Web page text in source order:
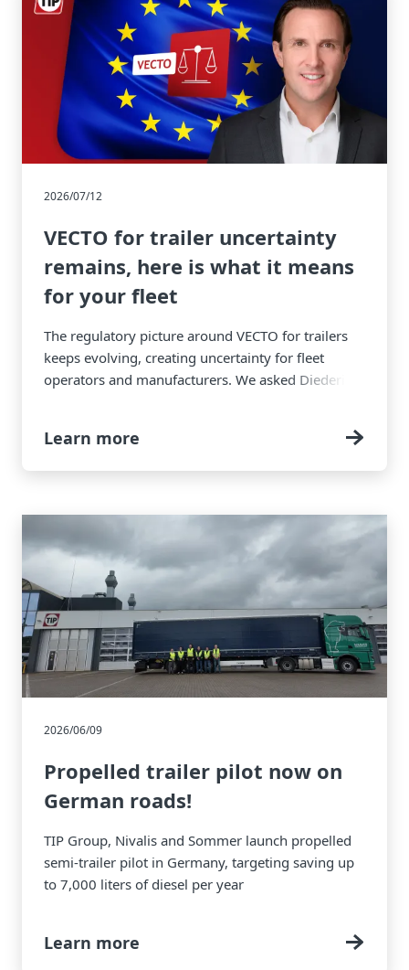
2026/07/12
VECTO for trailer uncertainty
remains, here is what it means
for your fleet
The regulatory picture around VECTO for trailers
keeps evolving, creating uncertainty for fleet
operators and manufacturers. We asked Diederick
pressure will land, and what operators should
prepare.
Learn more
2026/06/09
Propelled trailer pilot now on
German roads!
TIP Group, Nivalis and Sommer launch propelled
semi-trailer pilot in Germany, targeting saving up
to 7,000 liters of diesel per year
Learn more